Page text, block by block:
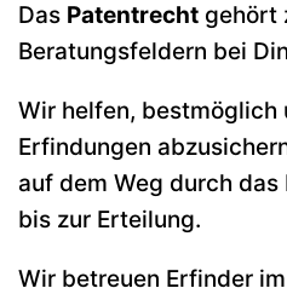
Das Patentrecht gehört
Beratungsfeldern bei
Wir helfen, bestmöglich
Erfindungen
auf dem Weg durch
bis zur Erteilung.
Wir betreuen Erfinder